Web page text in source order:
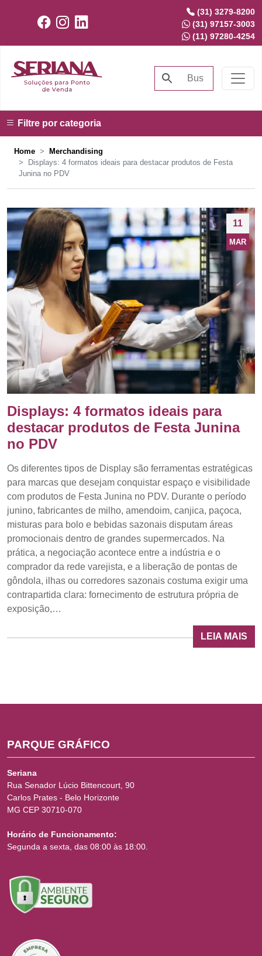
(31) 3279-8200
(31) 97157-3003
(11) 97280-4254
Filtre por categoria
Home
Merchandising
Displays: 4 formatos ideais para destacar produtos de Festa
Junina no PDV
11
MAR
Displays: 4 formatos ideais para
destacar produtos de Festa Junina
no PDV
Os diferentes tipos de Display são ferramentas estratégicas
para marcas que desejam conquistar espaço e visibilidade
com produtos de Festa Junina no PDV. Durante o período
junino, fabricantes de milho, amendoim, canjica, paçoca,
misturas para bolo e bebidas sazonais disputam áreas
promocionais dentro de grandes supermercados. Na
prática, a negociação acontece entre a indústria e o
comprador da rede varejista, e a liberação de pontas de
gôndola, ilhas ou corredores sazonais costuma exigir uma
contrapartida clara: fornecimento de estrutura própria de
exposição,…
LEIA MAIS
PARQUE GRÁFICO
Seriana
Rua Senador Lúcio Bittencourt, 90
Carlos Prates - Belo Horizonte
MG CEP 30710-070
Horário de Funcionamento:
Segunda a sexta, das 08:00 às 18:00.